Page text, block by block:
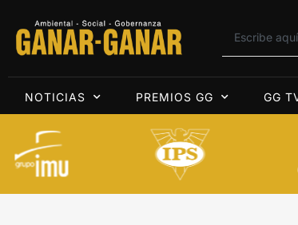
NOTICIAS PREMIOS GG GG